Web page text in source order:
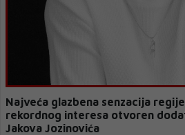
Najveća glazbena senzacija
rekordnog interesa otvoren
Jakova Jozinovića